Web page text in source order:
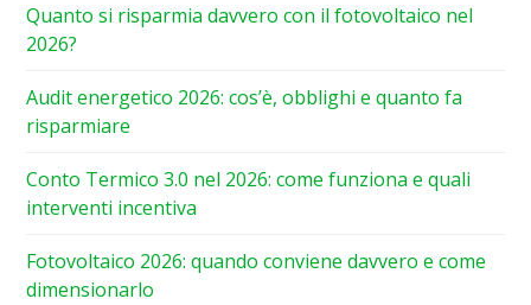
Quanto si risparmia davvero con il fotovoltaico nel
2026?
Audit energetico 2026: cos’è, obblighi e quanto fa
risparmiare
Conto Termico 3.0 nel 2026: come funziona e quali
interventi incentiva
Fotovoltaico 2026: quando conviene davvero e come
dimensionarlo